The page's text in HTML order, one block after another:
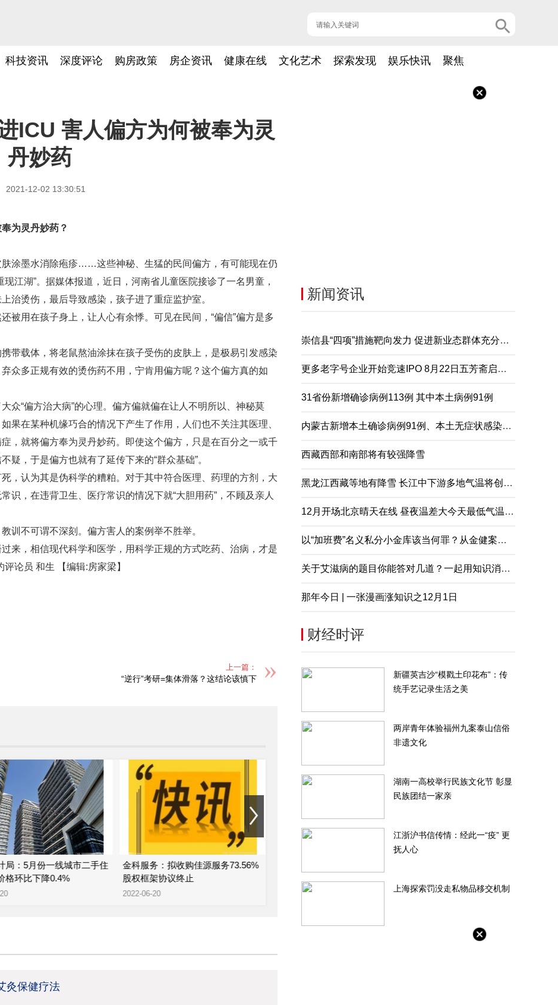
科技资讯 深度评论 购房政策 房企资讯 健康在线 文化艺术 探索发现 娱乐快讯 聚焦
ICU 害人偏方为何被奉为灵
丹妙药
2021-12-02 13:30:51
为灵丹妙药？
涂墨水消除疱疹……这些神秘、生猛的民间偏方，有可能现在仍
江湖”。据媒体报道，近日，河南省儿童医院接诊了一名男童，
治烫伤，最后导致感染，孩子进了重症监护室。
被用在孩子身上，让人心有余悸。可见在民间，“偏信”偏方是多
带载体，将老鼠熬油涂抹在孩子受伤的皮肤上，是极易引发感染
众多正规有效的烫伤药不用，宁肯用偏方呢？这个偏方真的如
众“偏方治大病”的心理。偏方偏就偏在让人不明所以、神秘莫
果在某种机缘巧合的情况下产生了作用，人们也不关注其医理、
，就将偏方奉为灵丹妙药。即使这个偏方，只是在百分之一或千
疑，于是偏方也就有了延传下来的“群众基础”。
，认为其是伪科学的糟粕。对于其中符合医理、药理的方剂，大
识，在违背卫生、医疗常识的情况下就“大胆用药”，不顾及亲人
训不可谓不深刻。偏方害人的案例举不胜举。
来，相信现代科学和医学，用科学正规的方式吃药、治病，才是
评论员 和生
【编辑:房家梁】
上一篇：
“逆行”考研=集体滑落？这结论该慎下
局：5月份一线城市二手住
格环比下降0.4%
金科服务：拟收购佳源服务73.56%
股权框架协议终止
2022-06-20 2022-06-20 2022-06-20
灸保健疗法
新闻资讯
崇信县“四项”措施靶向发力 促进新业态群体充分就业
更多老字号企业开始竞速IPO 8月22日五芳斋启动申购
31省份新增确诊病例113例 其中本土病例91例
内蒙古新增本土确诊病例91例、本土无症状感染者2例
西藏西部和南部将有较强降雪
黑龙江西藏等地有降雪 长江中下游多地气温将创下半年来新低
12月开场北京晴天在线 昼夜温差大今天最低气温仅-5℃
以“加班费”名义私分小金库该当何罪？从金健案说起
关于艾滋病的题目你能答对几道？一起用知识消除误解
那年今日 | 一张漫画涨知识之12月1日
财经时评
新疆英吉沙“模戳土印花布”：传
统手艺记录生活之美
两岸青年体验福州九案泰山信俗
非遗文化
湖南一高校举行民族文化节 彰显
民族团结一家亲
江浙沪书信传情：经此一“疫” 更
抚人心
上海探索罚没走私物品移交机制